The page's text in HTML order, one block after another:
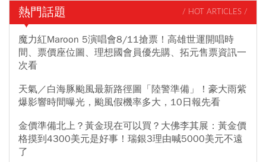
熱門話題 / HOT ARTICLES /
魔力紅Maroon 5演唱會8/11搶票！高雄世運開唱時
間、票價座位圖、理想國會員優先購、拓元售票資訊一
次看
天氣／白海豚颱風最新路徑圖「陸警準備」！豪大雨紫
爆影響時間曝光，颱風假機率多大，10日報先看
金價準備北上？黃金現在可以買？大佛李其展：黃金價
格摸到4300美元是好事！瑞銀3理由喊5000美元不遠
了